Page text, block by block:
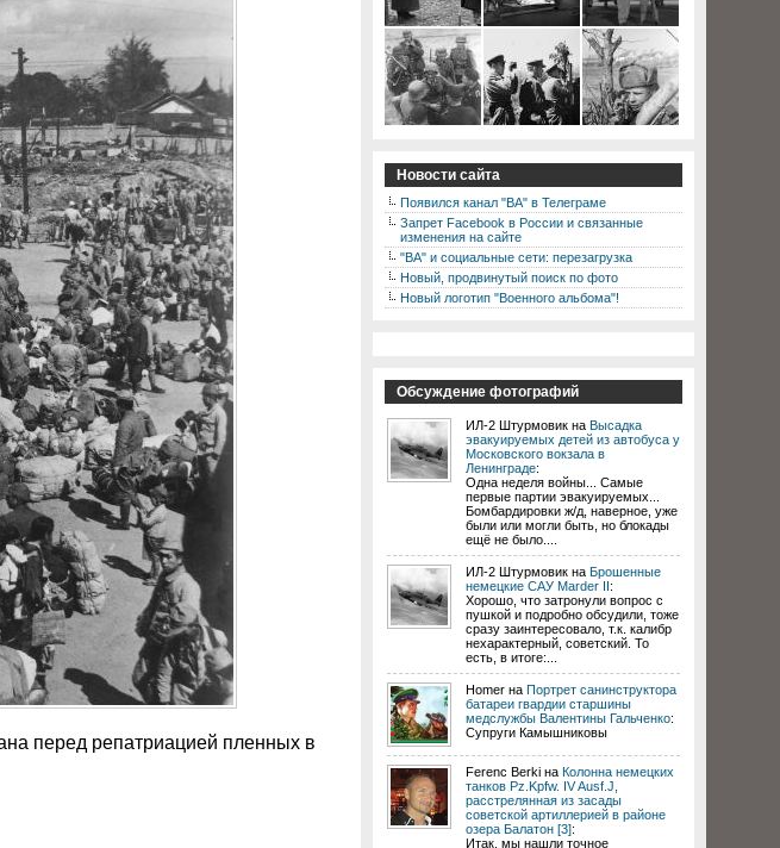
перед репатриацией пленных в
Новости сайта
Появился канал "ВА" в Телеграме
Запрет Facebook в России и связанные
изменения на сайте
"ВА" и социальные сети: перезагрузка
Новый, продвинутый поиск по фото
Новый логотип "Военного альбома"!
Обсуждение фотографий
ИЛ-2 Штурмовик на Высадка
эвакуируемых детей из автобуса у
Московского вокзала в
Ленинграде:
Одна неделя войны... Самые
первые партии эвакуируемых...
Бомбардировки ж/д, наверное, уже
были или могли быть, но блокады
ещё не было....
ИЛ-2 Штурмовик на Брошенные
немецкие САУ Marder II:
Хорошо, что затронули вопрос с
пушкой и подробно обсудили, тоже
сразу заинтересовало, т.к. калибр
нехарактерный, советский. То
есть, в итоге:...
Homer на Портрет санинструктора
батареи гвардии старшины
медслужбы Валентины Гальченко:
Супруги Камышниковы
Ferenc Berki на Колонна немецких
танков Pz.Kpfw. IV Ausf.J,
расстрелянная из засады
советской артиллерией в районе
озера Балатон [3]:
Итак, мы нашли точное